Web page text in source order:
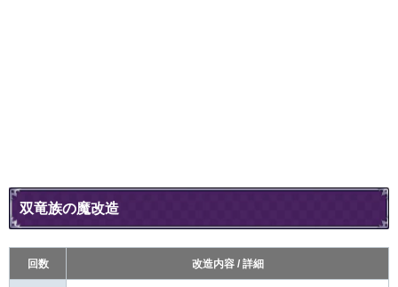
双竜族の魔改造
回数 改造内容 / 詳細